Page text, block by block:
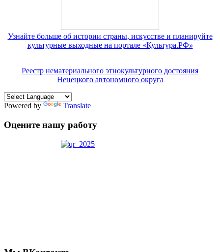
Узнайте больше об истории страны, искусстве и планируйте
культурные выходные на портале «Культура.РФ»
Реестр нематериального этнокультурного достояния
Ненецкого автономного округа
Powered by Translate
Оцените нашу работу